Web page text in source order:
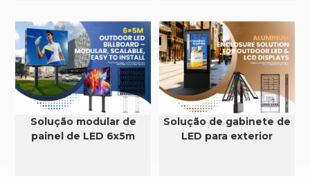
Solução modular de
painel de LED 6x5m
Solução de gabinete de
LED para exterior